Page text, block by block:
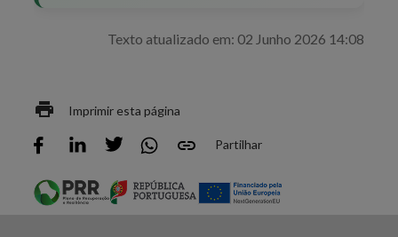
Texto atualizado em: 02 Junho 2026 14:08
Imprimir esta página
Partilhar